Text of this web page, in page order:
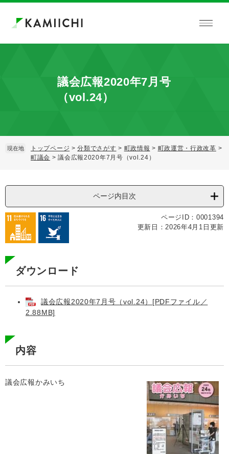
ペ
メ
議会広報2020年7月号
（vol.24）
現在地 トップページ >分類でさがす > 町政情報 > 町政運営・行政改革 >
町議会 >議会広報2020年7月号（vol.24）
ページ内目次
ページID：0001394
更新日：2026年4月1日更新
ダウンロード
議会広報2020年7月号（vol.24）[PDFファイル／
2.88MB]
内容
議会広報かみいち